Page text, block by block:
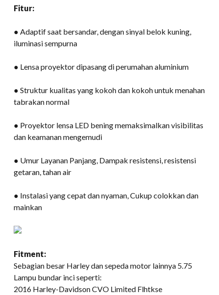
Fitur:
● Adaptif saat bersandar, dengan sinyal belok kuning,
iluminasi sempurna
● Lensa proyektor dipasang di perumahan aluminium
● Struktur kualitas yang kokoh dan kokoh untuk menahan
tabrakan normal
● Proyektor lensa LED bening memaksimalkan visibilitas
dan keamanan mengemudi
● Umur Layanan Panjang, Dampak resistensi, resistensi
getaran, tahan air
● Instalasi yang cepat dan nyaman, Cukup colokkan dan
mainkan
Fitment:
Sebagian besar Harley dan sepeda motor lainnya 5.75
Lampu bundar inci seperti:
2016 Harley-Davidson CVO Limited Flhtkse